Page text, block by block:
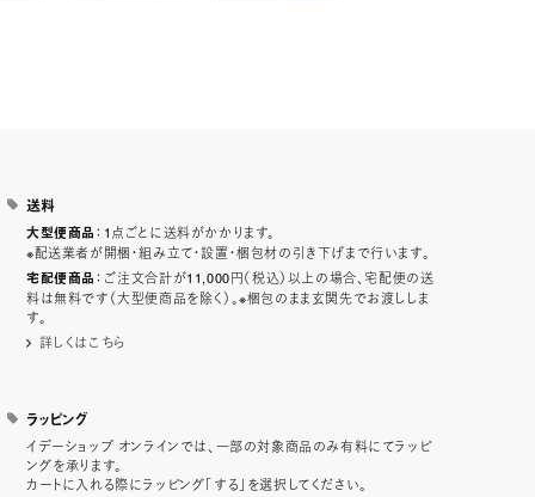
送料
大型便商品 ：1点ごとに送料がかかります。
※配送業者が開梱・組み立て・設置・梱包材の引き下げまで行います。
宅配便商品 ：ご注文合計が11,000円（税込）以上の場合、宅配便の送
料は無料です（大型便商品を除く）。※梱包のまま玄関先でお渡ししま
す。
詳しくはこちら
ラッピング
イデーショップ オンラインでは、一部の対象商品のみ有料にてラッピ
ングを承ります。
カートに入れる際にラッピング「する」を選択してください。